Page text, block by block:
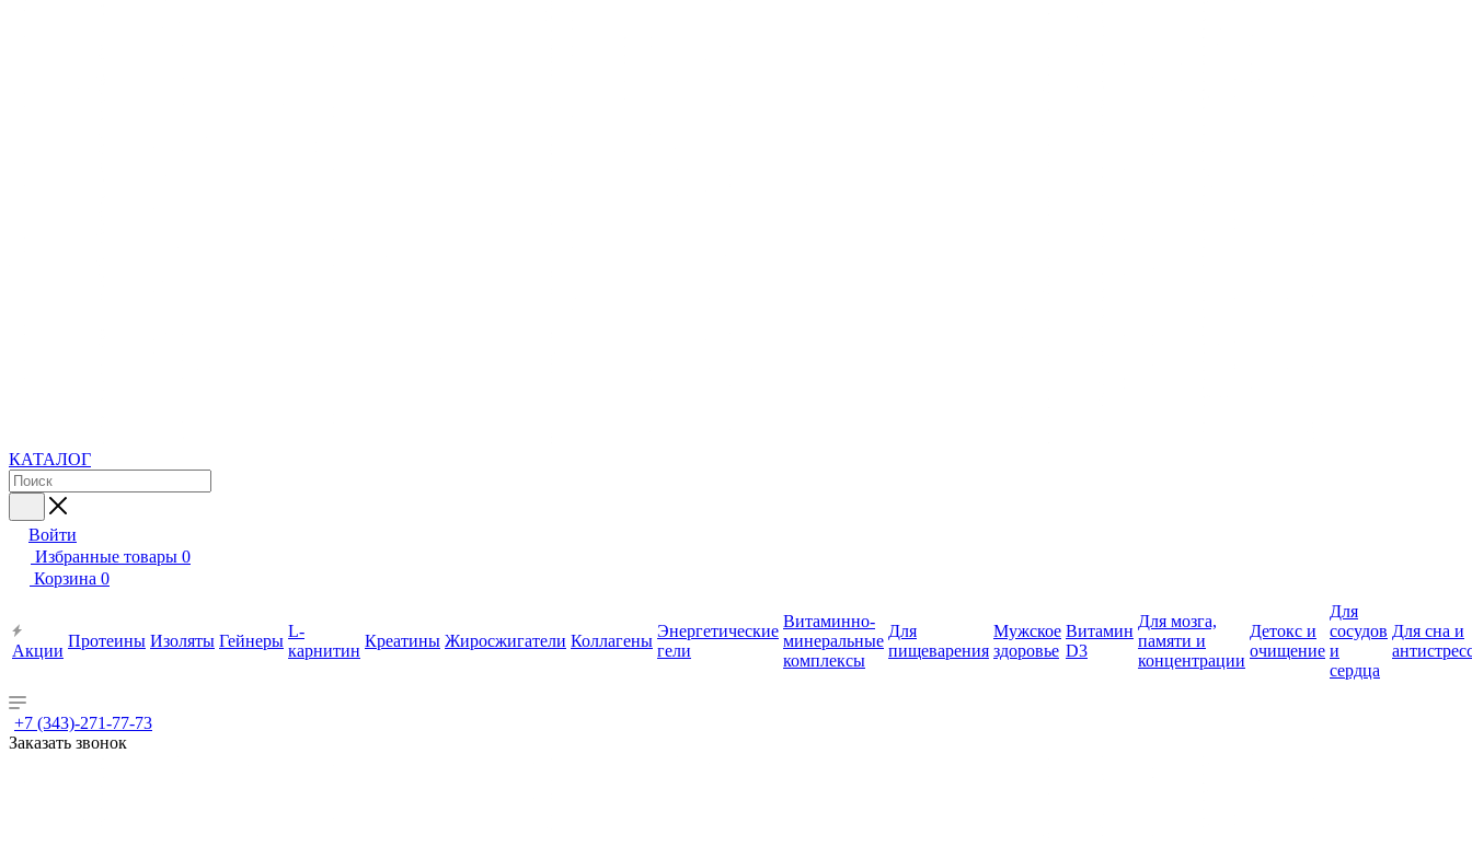
КАТАЛОГ
Войти
Избранные товары 0
Корзина 0
Акции
Протеины Изоляты Гейнеры
L-
карнитин
Креатины Жиросжигатели Коллагены
Энергетические
гели
Витаминно-
минеральные
комплексы
Для
пищеварения
Мужское
здоровье
Витамин
D3
Для мозга,
памяти и
концентрации
Детокс и
очищение
Для
сосудов
и
сердца
Для сна и
+7 (343)-271-77-73
Заказать звонок